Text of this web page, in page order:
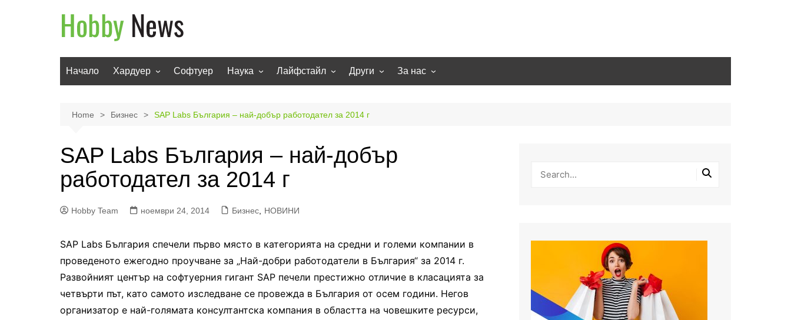
Начало Хардуер
Телевизори
Фото и видео
Софтуер Наука
Роботи
Лайфстайл
Игри
Осветление
Отопление/климатизация
Бизнес
Други
СТАТИИ
Помощна информация
За нас
Home Бизнес SAP Labs България – най-добър работодател за 2014 г
SAP Labs България – най-добър
работодател за 2014 г
Hobby Team ноември 24, 2014 Бизнес НОВИНИ
SAP Labs България спечели първо място в категорията на средни и големи компании в
проведеното ежегодно проучване за „Най-добри работодатели в България“ за 2014 г.
Развойният център на софтуерния гигант SAP печели престижно отличие в класацията за
четвърти път, като самото изследване се провежда в България от осем години. Негов
организатор е най-голямата консултантска компания в областта на човешките ресурси,